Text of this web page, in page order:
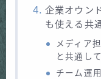
企業オウン
も使える共
メディア
と共通し
チーム運